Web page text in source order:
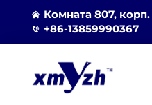
Комната 807,
+86-13859990367